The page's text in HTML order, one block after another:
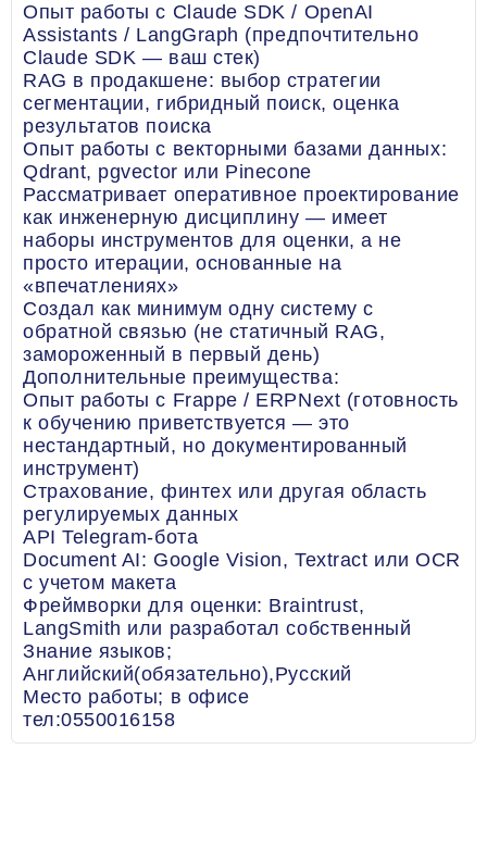
Опыт работы с Claude SDK / OpenAI
Assistants / LangGraph (предпочтительно
Claude SDK — ваш стек)
RAG в продакшене: выбор стратегии
сегментации, гибридный поиск, оценка
результатов поиска
Опыт работы с векторными базами данных:
Qdrant, pgvector или Pinecone
Рассматривает оперативное проектирование
как инженерную дисциплину — имеет
наборы инструментов для оценки, а не
просто итерации, основанные на
«впечатлениях»
Создал как минимум одну систему с
обратной связью (не статичный RAG,
замороженный в первый день)
Дополнительные преимущества:
Опыт работы с Frappe / ERPNext (готовность
к обучению приветствуется — это
нестандартный, но документированный
инструмент)
Страхование, финтех или другая область
регулируемых данных
API Telegram-бота
Document AI: Google Vision, Textract или OCR
с учетом макета
Фреймворки для оценки: Braintrust,
LangSmith или разработал собственный
Знание языков;
Английский(обязательно),Русский
Место работы; в офисе
тел:0550016158